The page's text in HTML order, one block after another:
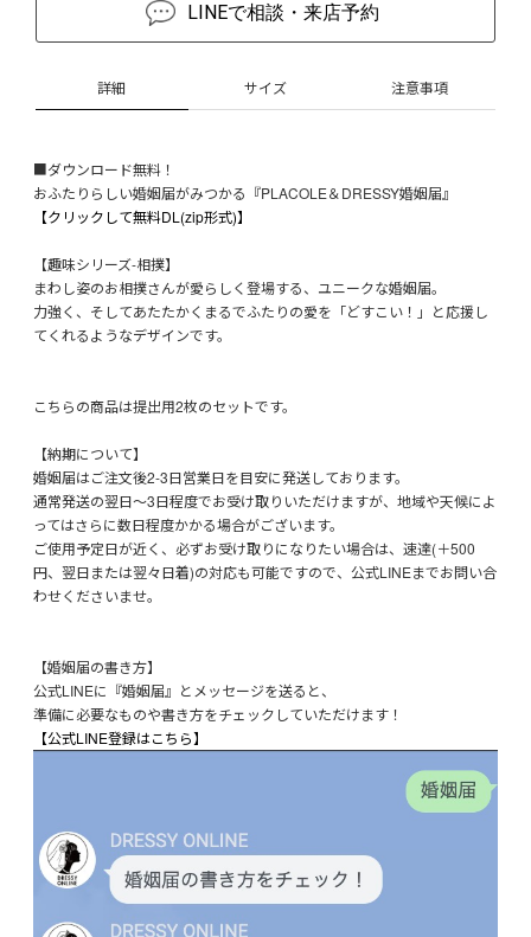
LINEで相談・来店予約
詳細 サイズ 注意事項
■ダウンロード無料！
おふたりらしい婚姻届がみつかる『PLACOLE＆DRESSY婚姻届』
【クリックして無料DL(zip形式)】
【趣味シリーズ-相撲】
まわし姿のお相撲さんが愛らしく登場する、ユニークな婚姻届。
力強く、そしてあたたかくまるでふたりの愛を「どすこい！」と応援し
てくれるようなデザインです。
こちらの商品は提出用2枚のセットです。
【納期について】
婚姻届はご注文後2-3日営業日を目安に発送しております。
通常発送の翌日～3日程度でお受け取りいただけますが、地域や天候によ
ってはさらに数日程度かかる場合がございます。
ご使用予定日が近く、必ずお受け取りになりたい場合は、速達(＋500
円、翌日または翌々日着)の対応も可能ですので、公式LINEまでお問い合
わせくださいませ。
【婚姻届の書き方】
公式LINEに『婚姻届』とメッセージを送ると、
準備に必要なものや書き方をチェックしていただけます！
【公式LINE登録はこちら】